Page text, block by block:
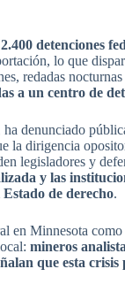
detenciones
lo que
redadas
a un centro de
denunciado
la dirigencia
legisladores y
y las
de derecho.
en Minnesota
mineros
que esta